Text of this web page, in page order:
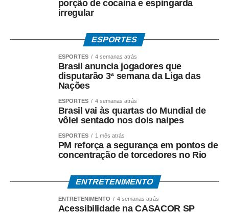
porção de cocaína e espingarda
irregular
ESPORTES
ESPORTES 4 semanas atrás
Brasil anuncia jogadores que
disputarão 3ª semana da Liga das
Nações
ESPORTES 4 semanas atrás
Brasil vai às quartas do Mundial de
vôlei sentado nos dois naipes
ESPORTES 1 mês atrás
PM reforça a segurança em pontos de
concentração de torcedores no Rio
ENTRETENIMENTO
ENTRETENIMENTO 4 semanas atrás
Acessibilidade na CASACOR SP